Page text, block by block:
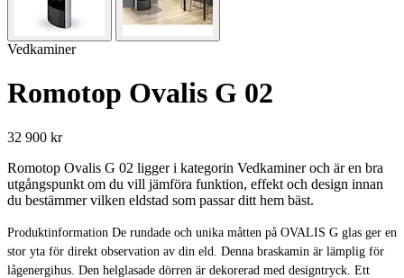
Vedkaminer
Romotop Ovalis G 02
32 900 kr
Romotop Ovalis G 02 ligger i kategorin Vedkaminer och är en bra
utgångspunkt om du vill jämföra funktion, effekt och design innan
du bestämmer vilken eldstad som passar ditt hem bäst.
Produktinformation De rundade och unika måtten på OVALIS G glas ger en
stor yta för direkt observation av din eld. Denna braskamin är lämplig för
lågenergihus. Den helglasade dörren är dekorerad med designtryck. Ett